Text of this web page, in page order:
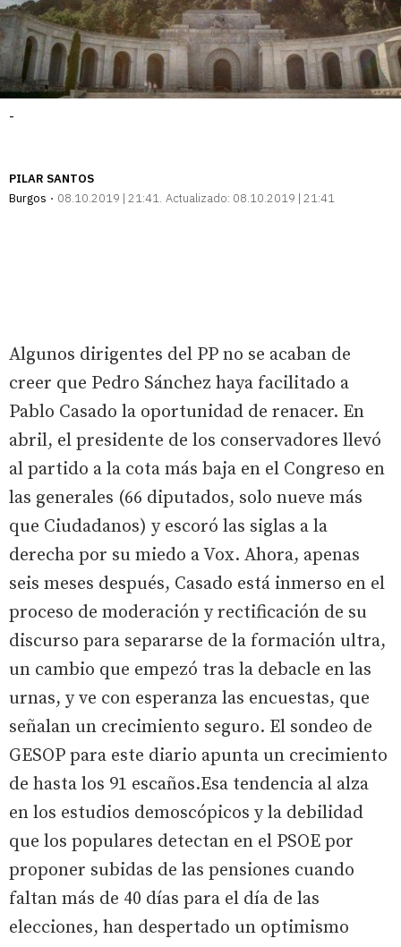
-
PILAR SANTOS
Burgos
08.10.2019 | 21:41 Actualizado: 08.10.2019 | 21:41
Algunos dirigentes del PP no se acaban de
creer que Pedro Sánchez haya facilitado a
Pablo Casado la oportunidad de renacer. En
abril, el presidente de los conservadores llevó
al partido a la cota más baja en el Congreso en
las generales (66 diputados, solo nueve más
que Ciudadanos) y escoró las siglas a la
derecha por su miedo a Vox. Ahora, apenas
seis meses después, Casado está inmerso en el
proceso de moderación y rectificación de su
discurso para separarse de la formación ultra,
un cambio que empezó tras la debacle en las
urnas, y ve con esperanza las encuestas, que
señalan un crecimiento seguro. El sondeo de
GESOP para este diario apunta un crecimiento
de hasta los 91 escaños.Esa tendencia al alza
en los estudios demoscópicos y la debilidad
que los populares detectan en el PSOE por
proponer subidas de las pensiones cuando
faltan más de 40 días para el día de las
elecciones, han despertado un optimismo